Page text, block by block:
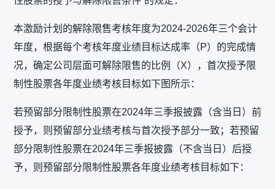
本激励计划的解除限售考核年度为2024-2026年三个会计
年度，根据每个考核年度业绩目标达成率（P）的完成情
况，确定公司层面可解除限售的比例（X），首次授予限
制性股票各年度业绩考核目标如下图所示：
若预留部分限制性股票在2024年三季报披露（含当日）前
授予，则预留部分业绩考核与首次授予部分一致；若预留
部分限制性股票在2024年三季报披露（不含当日）后授
予，则预留部分限制性股票各年度业绩考核目标如下：